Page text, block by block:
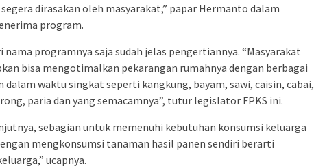
dirasakan oleh masyarakat,” papar Hermanto dalam
program.
nama programnya saja sudah jelas pengertiannya. “Masyarakat
bisa mengotimalkan pekarangan rumahnya dengan berbagai
dalam waktu singkat seperti kangkung, bayam, sawi, caisin, cabai,
paria dan yang semacamnya”, tutur legislator FPKS ini.
sebagian untuk memenuhi kebutuhan konsumsi keluarga
mengkonsumsi tanaman hasil panen sendiri berarti
ucapnya.